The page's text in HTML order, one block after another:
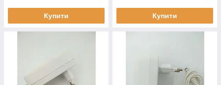
Купити Купити